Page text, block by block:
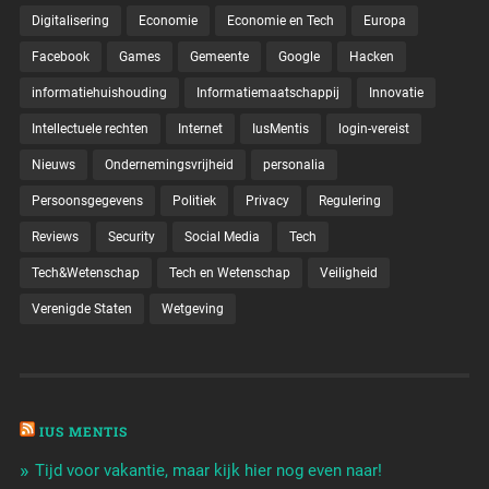
Digitalisering Economie Economie en Tech Europa
Facebook Games Gemeente Google Hacken
informatiehuishouding Informatiemaatschappij Innovatie
Intellectuele rechten Internet IusMentis login-vereist
Nieuws Ondernemingsvrijheid personalia
Persoonsgegevens Politiek Privacy Regulering
Reviews Security Social Media Tech
Tech&Wetenschap Tech en Wetenschap Veiligheid
Verenigde Staten Wetgeving
IUS MENTIS
Tijd voor vakantie, maar kijk hier nog even naar!